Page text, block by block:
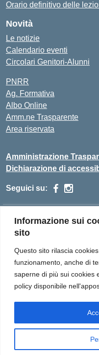
Informazione sui
sito
Questo sito rilascia
funzionamento, anche di
saperne di più sui cookies
policy disponibile
Orario definitivo delle
Novità
Le notizie
Calendario eventi
Circolari Genitori-Alunni
PNRR
Ag. Formativa
Albo Online
Amm.ne Trasparente
Area riservata
Amministrazione
Dichiarazione di
Seguici su:
Indirizzo:via grotto', 8 -
Centralino:
Posta elettronica certificata
Codice fiscale: 90007760458
Codice meccanografico:
Codice Indice delle
Codice unico di fatturazione